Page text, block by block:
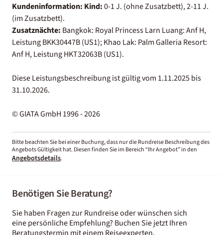
Kundeninformation: Kind:0-1 J. (ohne Zusatzbett), 2-11 J.
(im Zusatzbett).
Zusatznächte: Bangkok: Royal Princess Larn Luang: Anf H,
Leistung BKK30447B (US1); Khao Lak: Palm Galleria Resort:
Anf H, Leistung HKT32063B (US1).
Diese Leistungsbeschreibung ist gültig vom 1.11.2025 bis
31.10.2026.
© GIATA GmbH 1996 - 2026
Bitte beachten Sie bei einer Buchung, dass nur die Rundreise Beschreibung des
Angebots Gültigkeit hat. Diesen finden Sie im Bereich “Ihr Angebot” in den
Angebotsdetails.
Benötigen Sie Beratung?
Sie haben Fragen zur Rundreise oder wünschen sich
eine persönliche Empfehlung? Buchen Sie jetzt Ihren